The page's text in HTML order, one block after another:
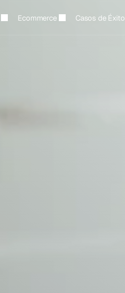
Ecommerce Casos de Éxito